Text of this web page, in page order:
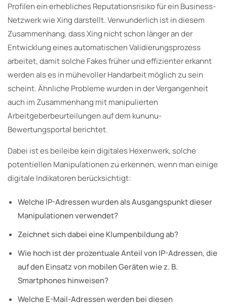
Profilen ein erhebliches Reputationsrisiko für ein Business-
Netzwerk wie Xing darstellt. Verwunderlich ist in diesem
Zusammenhang, dass Xing nicht schon länger an der
Entwicklung eines automatischen Validierungsprozess
arbeitet, damit solche Fakes früher und effizienter erkannt
werden als es in mühevoller Handarbeit möglich zu sein
scheint. Ähnliche Probleme wurden in der Vergangenheit
auch im Zusammenhang mit manipulierten
Arbeitgeberbeurteilungen auf dem kununu-
Bewertungsportal berichtet.
Dabei ist es beileibe kein digitales Hexenwerk, solche
potentiellen Manipulationen zu erkennen, wenn man einige
digitale Indikatoren berücksichtigt:
Welche IP-Adressen wurden als Ausgangspunkt dieser
Manipulationen verwendet?
Zeichnet sich dabei eine Klumpenbildung ab?
Wie hoch ist der prozentuale Anteil von IP-Adressen, die
auf den Einsatz von mobilen Geräten wie z. B.
Smartphones hinweisen?
Welche E-Mail-Adressen werden bei diesen